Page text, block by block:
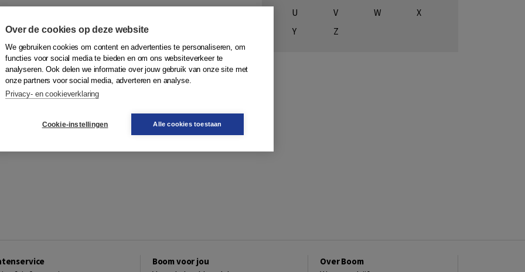
U
V W
X
Y
Z
Boom voor jou Over Boom
Over de cookies op deze website
We gebruiken cookies om content en advertenties te personaliseren, om
functies voor social media te bieden en om ons websiteverkeer te
analyseren. Ook delen we informatie over jouw gebruik van onze site met
onze partners voor social media, adverteren en analyse.
Privacy- en cookieverklaring
Cookie-instellingen Alle cookies toestaan